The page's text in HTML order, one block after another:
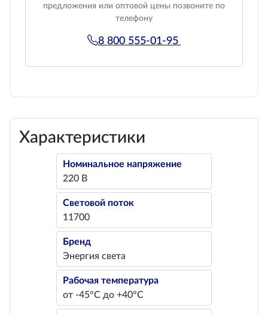
предложения или оптовой цены позвоните по
телефону
8 800 555-01-95
Характеристики
Номинальное напряжение
220 В
Световой поток
11700
Бренд
Энергия света
Рабочая температура
от -45°С до +40°С